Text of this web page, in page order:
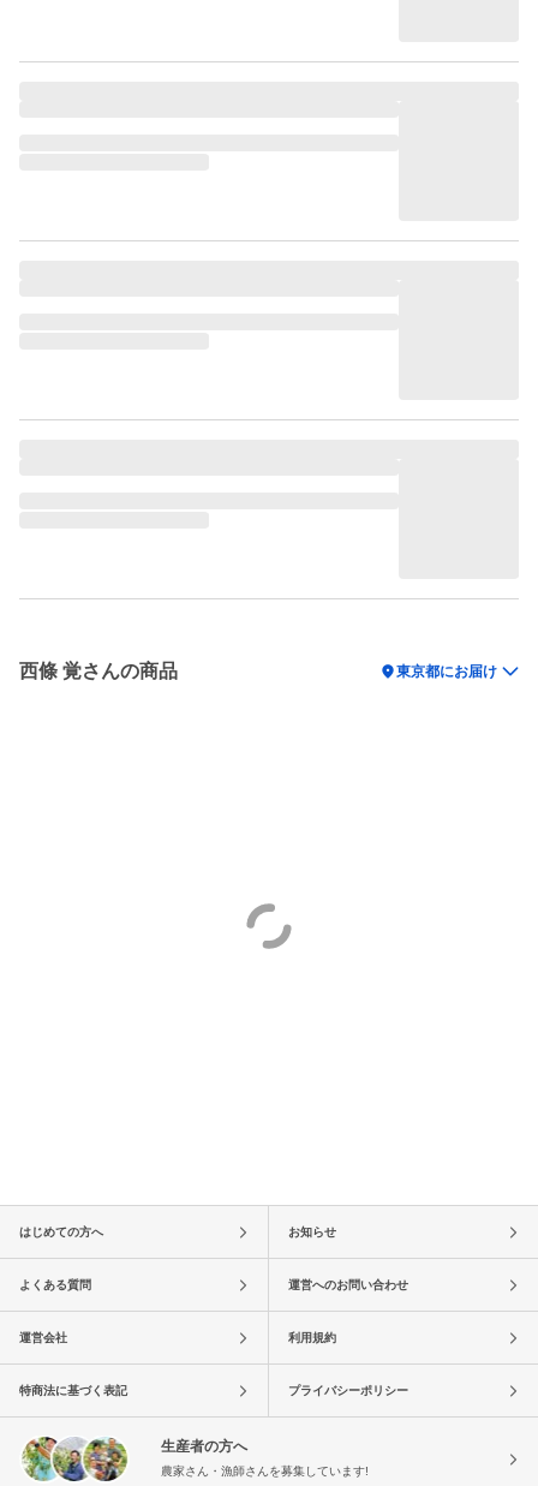
西條 覚さんの商品 location_on東京都にお届け
はじめての方へ お知らせ
よくある質問 運営へのお問い合わせ
運営会社 利用規約
特商法に基づく表記 プライバシーポリシー
生産者の方へ
農家さん・漁師さんを募集しています!